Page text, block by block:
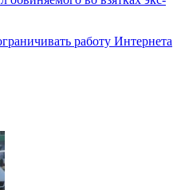
работу Интернета